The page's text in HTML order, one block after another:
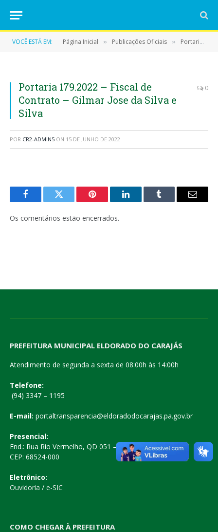
VOCÊ ESTÁ EM: Página Inicial » Publicações Oficiais » Portarias
Portaria 179.2022 – Fiscal de
Contrato – Gilmar Jose da Silva e
Silva
0
POR CR2-ADMIN5 ON 15 DE JUNHO DE 2022
FacebookTwitter Pinterest LinkedInTumblr
E-
Os comentários estão encerrados.
PREFEITURA MUNICIPAL ELDORADO DO CARAJÁS
Atendimento de segunda a sexta de 08:00h às 14:00h
Telefone:
(94) 3347 – 1195
E-mail: portaltransparencia@eldoradodocarajas.pa.gov.br
Presencial:
End.: Rua Rio Vermelho, QD 051 – Centro
CEP: 68524-000
Eletrônico:
Ouvidoria / e-SIC
COMO CHEGAR À PREFEITURA